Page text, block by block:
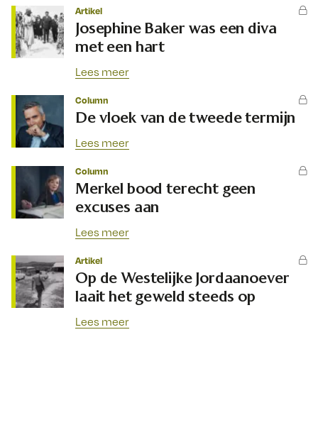
Artikel
Josephine Baker was een diva
met een hart
Lees meer
Column
De vloek van de tweede termijn
Lees meer
Column
Merkel bood terecht geen
excuses aan
Lees meer
Artikel
Op de Westelijke Jordaanoever
laait het geweld steeds op
Lees meer